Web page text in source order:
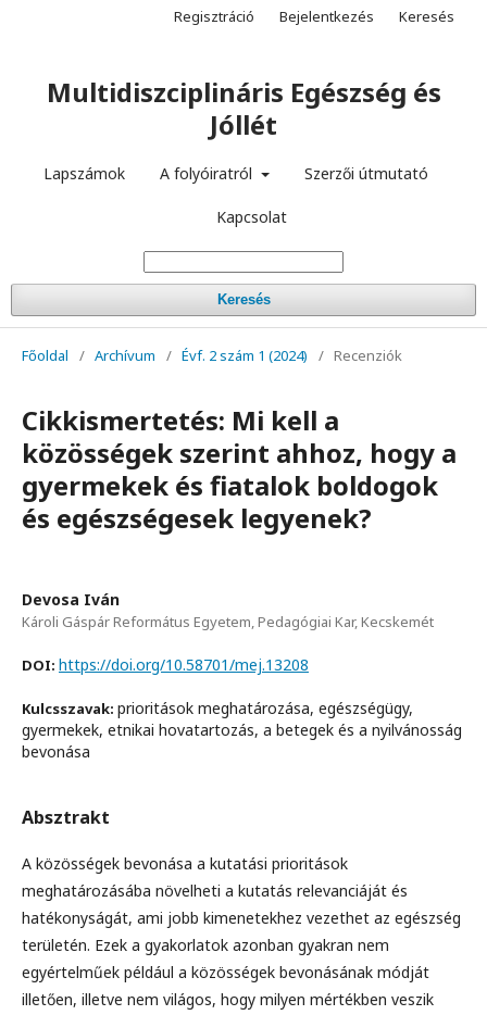
Multidiszciplináris Egészség és
Jóllét
Lapszámok A folyóiratról Szerzői útmutató
Kapcsolat
Keresés
Regisztráció Bejelentkezés Keresés
Főoldal / Archívum / Évf. 2 szám 1 (2024) / Recenziók
Cikkismertetés: Mi kell a
közösségek szerint ahhoz, hogy a
gyermekek és fiatalok boldogok
és egészségesek legyenek?
Devosa Iván
Károli Gáspár Református Egyetem, Pedagógiai Kar, Kecskemét
DOI: https://doi.org/10.58701/mej.13208
Kulcsszavak: prioritások meghatározása, egészségügy,
gyermekek, etnikai hovatartozás, a betegek és a nyilvánosság
bevonása
Absztrakt
A közösségek bevonása a kutatási prioritások
meghatározásába növelheti a kutatás relevanciáját és
hatékonyságát, ami jobb kimenetekhez vezethet az egészség
területén. Ezek a gyakorlatok azonban gyakran nem
egyértelműek például a közösségek bevonásának módját
illetően, illetve nem világos, hogy milyen mértékben veszik